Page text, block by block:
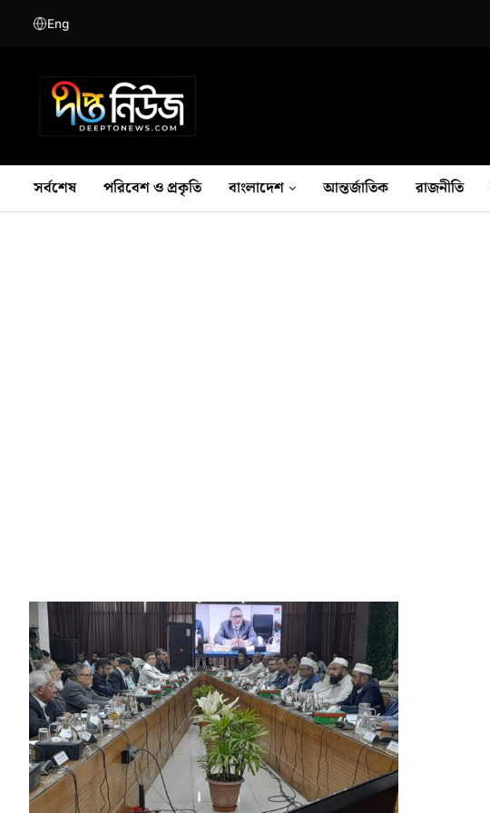
Eng
সর্বশেষ পরিবেশ ও প্রকৃতি বাংলাদেশ আন্তর্জাতিক রাজনীতি